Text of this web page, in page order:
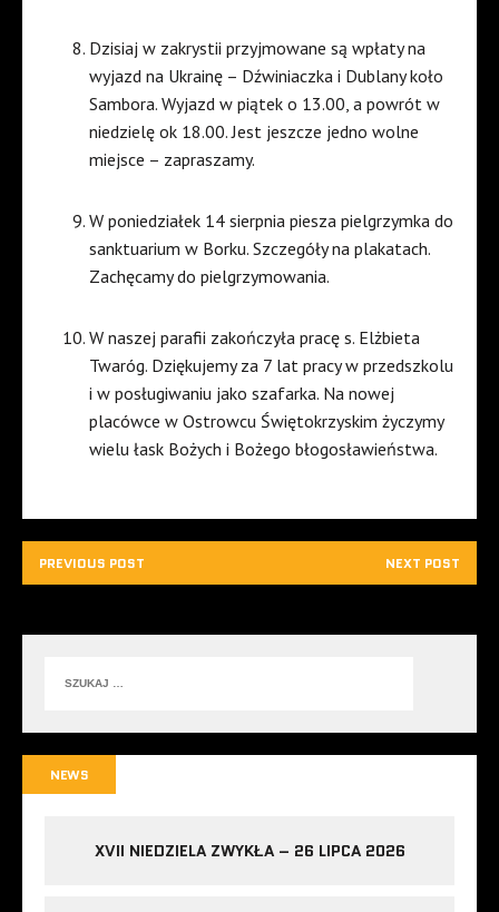
Dzisiaj w zakrystii przyjmowane są wpłaty na
wyjazd na Ukrainę – Dźwiniaczka i Dublany koło
Sambora. Wyjazd w piątek o 13.00, a powrót w
niedzielę ok 18.00. Jest jeszcze jedno wolne
miejsce – zapraszamy.
W poniedziałek 14 sierpnia piesza pielgrzymka do
sanktuarium w Borku. Szczegóły na plakatach.
Zachęcamy do pielgrzymowania.
W naszej parafii zakończyła pracę s. Elżbieta
Twaróg. Dziękujemy za 7 lat pracy w przedszkolu
i w posługiwaniu jako szafarka. Na nowej
placówce w Ostrowcu Świętokrzyskim życzymy
wielu łask Bożych i Bożego błogosławieństwa.
PREVIOUS POST NEXT POST
NEWS
XVII NIEDZIELA ZWYKŁA – 26 LIPCA 2026